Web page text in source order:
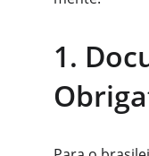
1.